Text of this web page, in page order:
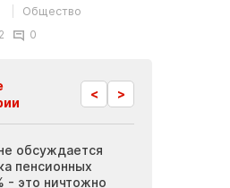
Общество
0
< >
обсуждается
пенсионных
- это ничтожно